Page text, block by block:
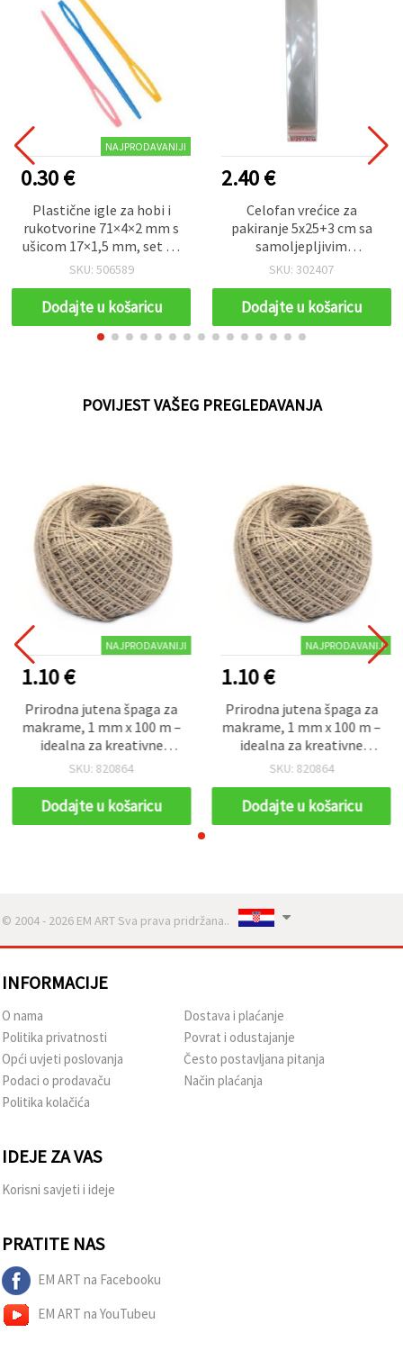
NAJPRODAVANIJI
0.30 €
Plastične igle za hobi i
rukotvorine 71×4×2 mm s
ušicom 17×1,5 mm, set od
5 komada
SKU: 506589
Dodajte u košaricu
2.40 €
Celofan vrećice za
pakiranje 5x25+3 cm sa
samoljepljivim
preklopom, euro-rupa za
pakiranje 200 kom
SKU: 302407
Dodajte u košaricu
POVIJEST VAŠEG PREGLEDAVANJA
NAJPRODAVANIJI
1.10 €
Prirodna jutena špaga za
makrame, 1 mm x 100 m –
idealna za kreativne
uradi-sam (DIY) projekte
SKU: 820864
Dodajte u košaricu
NAJPRODAVANIJI
1.10 €
Prirodna jutena špaga za
makrame, 1 mm x 100 m –
idealna za kreativne
uradi-sam (DIY) projekte
SKU: 820864
Dodajte u košaricu
© 2004 - 2026 EM ART Sva prava pridržana..
INFORMACIJE
O nama
Politika privatnosti
Opći uvjeti poslovanja
Podaci o prodavaču
Politika kolačića
Dostava i plaćanje
Povrat i odustajanje
Često postavljana pitanja
Način plaćanja
IDEJE ZA VAS
Korisni savjeti i ideje
PRATITE NAS
EM ART na Facebooku
EM ART na YouTubeu